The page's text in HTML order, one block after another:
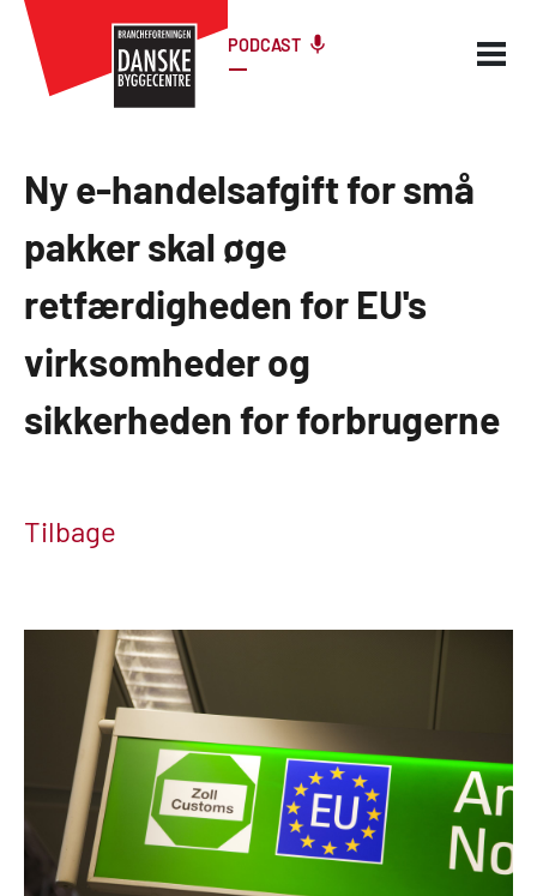
PODCAST
Ny e-handelsafgift for små
pakker skal øge
retfærdigheden for EU's
virksomheder og
sikkerheden for forbrugerne
Tilbage